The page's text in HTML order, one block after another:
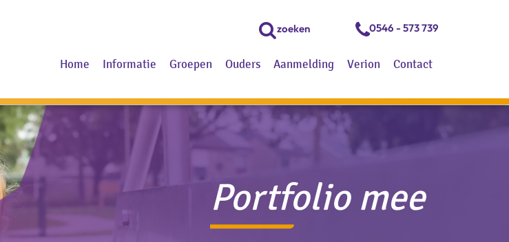
0546 - 573 739
zoeken
Home Informatie Groepen Ouders Aanmelding Verion Contact
Portfolio mee